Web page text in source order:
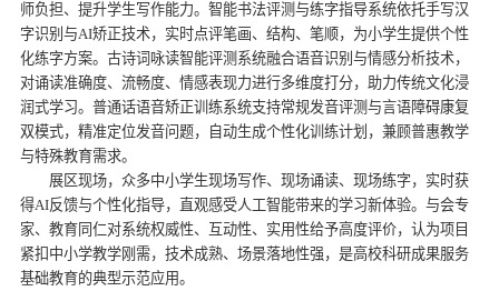
师负担、提升学生写作能力。智能书法评测与练字指导系统依托手写汉
字识别与AI矫正技术，实时点评笔画、结构、笔顺，为小学生提供个性
化练字方案。古诗词咏读智能评测系统融合语音识别与情感分析技术，
对诵读准确度、流畅度、情感表现力进行多维度打分，助力传统文化浸
润式学习。普通话语音矫正训练系统支持常规发音评测与言语障碍康复
双模式，精准定位发音问题，自动生成个性化训练计划，兼顾普惠教学
与特殊教育需求。
展区现场，众多中小学生现场写作、现场诵读、现场练字，实时获
得AI反馈与个性化指导，直观感受人工智能带来的学习新体验。与会专
家、教育同仁对系统权威性、互动性、实用性给予高度评价，认为项目
紧扣中小学教学刚需，技术成熟、场景落地性强，是高校科研成果服务
基础教育的典型示范应用。